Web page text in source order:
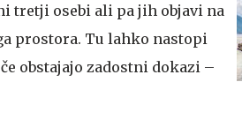
tretji osebi ali pa jih objavi na
prostora. Tu lahko nastopi
obstajajo zadostni dokazi –